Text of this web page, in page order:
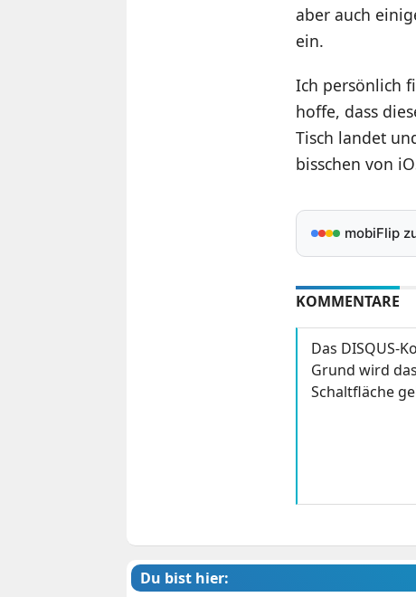
aber auch
ein.
Ich persönlich
hoffe, dass
Tisch landet
bisschen von
mobiFlip
KOMMENTARE
Das DISQUS-
Grund wird
Schaltfläche
Du bist hier: